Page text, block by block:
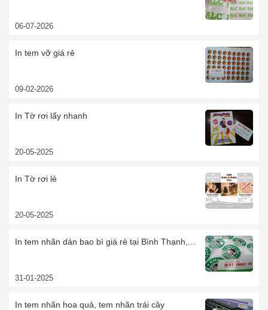
06-07-2026
In tem vỡ giá rẻ
09-02-2026
In Tờ rơi lấy nhanh
20-05-2025
In Tờ rơi lẻ
20-05-2025
In tem nhãn dán bao bì giá rẻ tại Bình Thạnh,...
31-01-2025
In tem nhãn hoa quả, tem nhãn trái cây